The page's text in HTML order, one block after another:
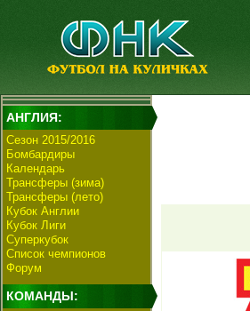
АНГЛИЯ:
Сезон 2015/2016
Бомбардиры
Календарь
Трансферы (зима)
Трансферы (лето)
Кубок Англии
Кубок Лиги
Суперкубок
Список чемпионов
Форум
КОМАНДЫ: